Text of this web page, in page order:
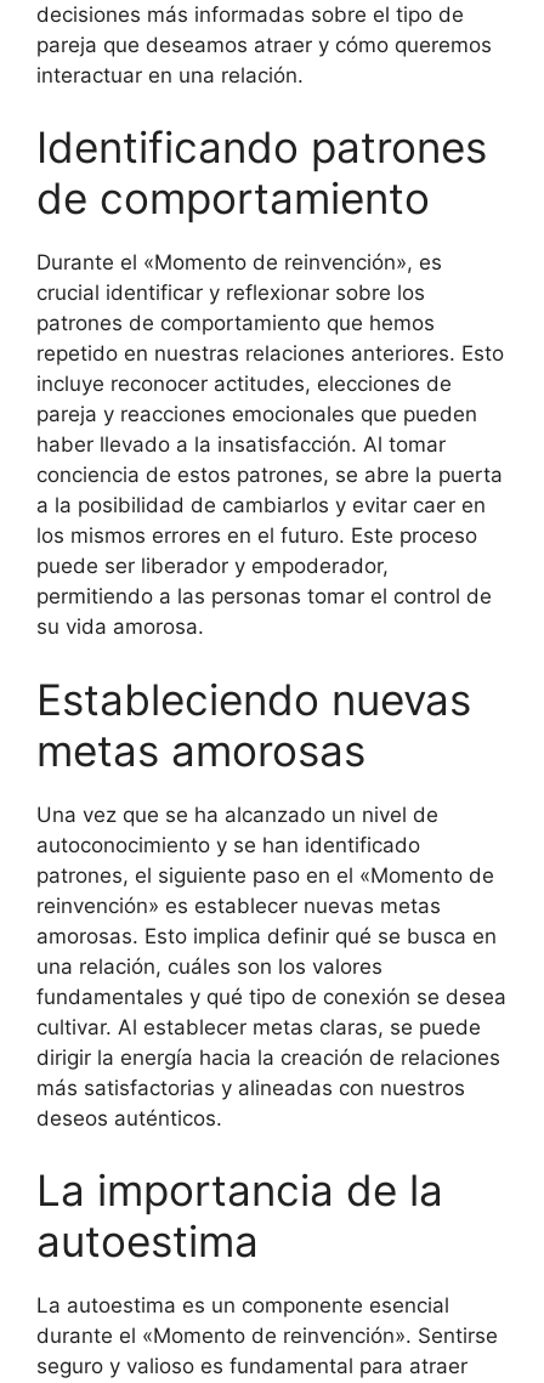
decisiones más informadas sobre el tipo de
pareja que deseamos atraer y cómo queremos
interactuar en una relación.
Identificando patrones
de comportamiento
Durante el «Momento de reinvención», es
crucial identificar y reflexionar sobre los
patrones de comportamiento que hemos
repetido en nuestras relaciones anteriores. Esto
incluye reconocer actitudes, elecciones de
pareja y reacciones emocionales que pueden
haber llevado a la insatisfacción. Al tomar
conciencia de estos patrones, se abre la puerta
a la posibilidad de cambiarlos y evitar caer en
los mismos errores en el futuro. Este proceso
puede ser liberador y empoderador,
permitiendo a las personas tomar el control de
su vida amorosa.
Estableciendo nuevas
metas amorosas
Una vez que se ha alcanzado un nivel de
autoconocimiento y se han identificado
patrones, el siguiente paso en el «Momento de
reinvención» es establecer nuevas metas
amorosas. Esto implica definir qué se busca en
una relación, cuáles son los valores
fundamentales y qué tipo de conexión se desea
cultivar. Al establecer metas claras, se puede
dirigir la energía hacia la creación de relaciones
más satisfactorias y alineadas con nuestros
deseos auténticos.
La importancia de la
autoestima
La autoestima es un componente esencial
durante el «Momento de reinvención». Sentirse
seguro y valioso es fundamental para atraer